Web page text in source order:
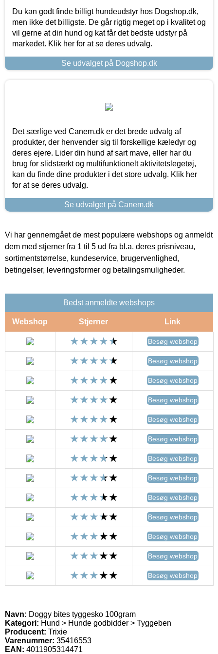
Du kan godt finde billigt hundeudstyr hos Dogshop.dk,
men ikke det billigste. De går rigtig meget op i kvalitet og
vil gerne at din hund og kat får det bedste udstyr på
markedet. Klik her for at se deres udvalg.
Se udvalget på Dogshop.dk
Det særlige ved Canem.dk er det brede udvalg af
produkter, der henvender sig til forskellige kæledyr og
deres ejere. Lider din hund af sart mave, eller har du
brug for slidstærkt og multifunktionelt aktivitetslegetøj,
kan du finde dine produkter i det store udvalg. Klik her
for at se deres udvalg.
Se udvalget på Canem.dk
Vi har gennemgået de mest populære webshops og anmeldt
dem med stjerner fra 1 til 5 ud fra bl.a. deres prisniveau,
sortimentstørrelse, kundeservice, brugervenlighed,
betingelser, leveringsformer og betalingsmuligheder.
Bedst anmeldte webshops
Webshop Stjerner Link
Besøg webshop
Besøg webshop
Besøg webshop
Besøg webshop
Besøg webshop
Besøg webshop
Besøg webshop
Besøg webshop
Besøg webshop
Besøg webshop
Besøg webshop
Besøg webshop
Besøg webshop
Navn: Doggy bites tyggesko 100gram
Kategori: Hund > Hunde godbidder > Tyggeben
Producent: Trixie
Varenummer: 35416553
EAN: 4011905314471